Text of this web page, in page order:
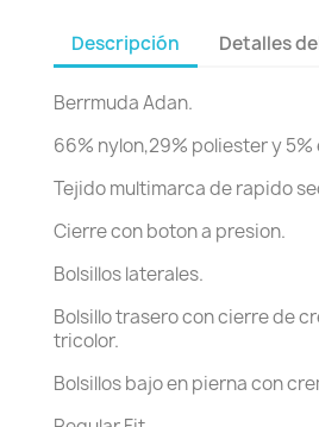
Descripción Detalles
Berrmuda Adan.
66% nylon,29% poliester y 5%
Tejido multimarca de rapido
Cierre con boton a presion.
Bolsillos laterales.
Bolsillo trasero con cierre de
tricolor.
Bolsillos bajo en pierna con